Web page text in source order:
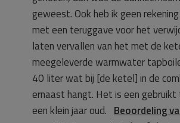
geweest. Ook heb ik geen
met een teruggave voor het
laten vervallen van het met de
meegeleverde warmwater
40 liter wat bij [de ketel] in de
ernaast hangt. Het is een
een klein jaar oud. Beoordeling